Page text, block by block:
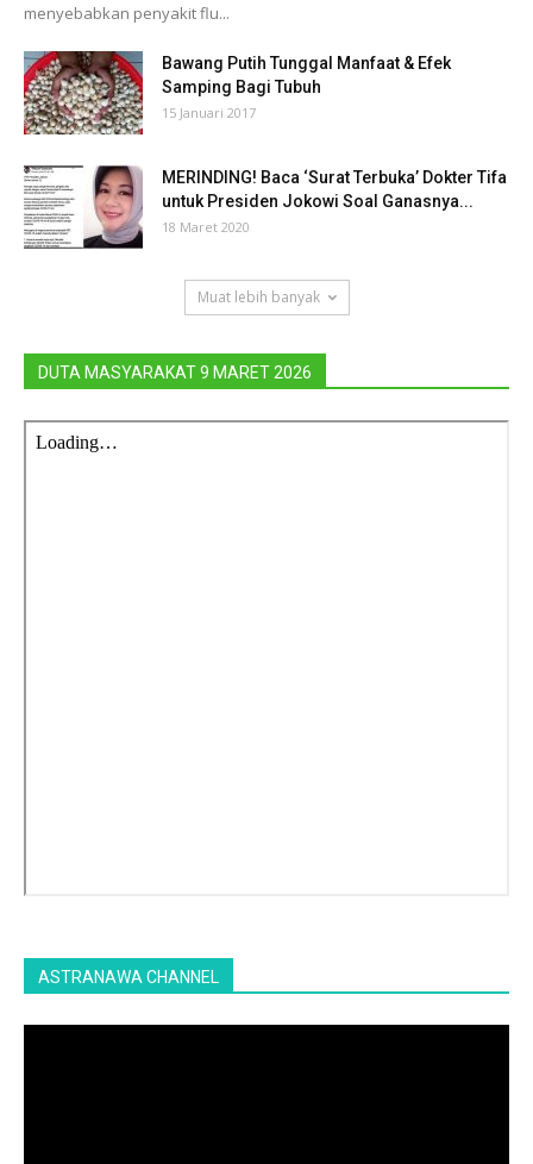
menyebabkan penyakit flu...
Bawang Putih Tunggal Manfaat & Efek
Samping Bagi Tubuh
15 Januari 2017
MERINDING! Baca ‘Surat Terbuka’ Dokter Tifa
untuk Presiden Jokowi Soal Ganasnya...
18 Maret 2020
Muat lebih banyak
DUTA MASYARAKAT 9 MARET 2026
ASTRANAWA CHANNEL